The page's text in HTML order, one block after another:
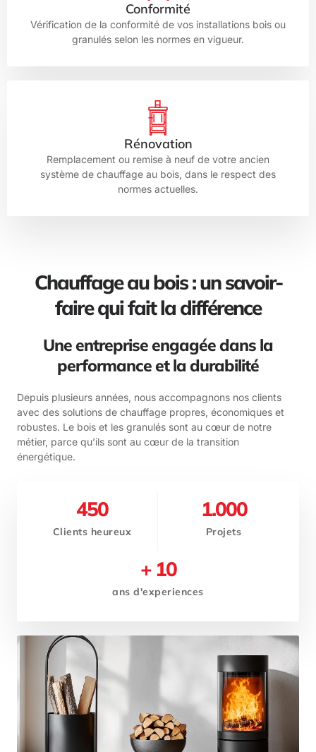
Conformité
Vérification de la conformité de vos installations bois ou
granulés selon les normes en vigueur.
Rénovation
Remplacement ou remise à neuf de votre ancien
système de chauffage au bois, dans le respect des
normes actuelles.
Chauffage au bois : un savoir-
faire qui fait la différence
Une entreprise engagée dans la
performance et la durabilité
Depuis plusieurs années, nous accompagnons nos clients
avec des solutions de chauffage propres, économiques et
robustes. Le bois et les granulés sont au cœur de notre
métier, parce qu’ils sont au cœur de la transition
énergétique.
Clients heureux
450
Projets
1.000
ans d'experiences
+ 10